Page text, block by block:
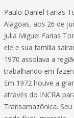
Paulo Daniel Farias
Alagoas, aos 26 de
Julia Miguel Farias
ele e sua família
1970 assolava a
trabalhando em
Em 1972 houve a
através do INCRA
Transamazônica.